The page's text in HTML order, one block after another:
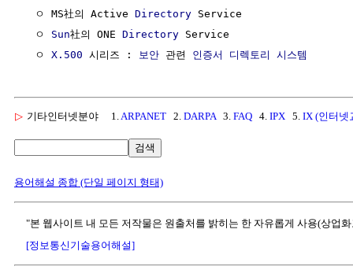
  ㅇ MS社의 Active
Directory Service
  ㅇ
Sun社의 ONE Directory Service
  ㅇ
X.500 시리즈 : 보안 관련 인증서 디렉토리 시스템
▷ 기타인터넷분야 1. ARPANET 2. DARPA 3. FAQ 4. IPX 5. IX (인터넷
검색
용어해설 종합 (단일 페이지 형태)
"본 웹사이트 내 모든 저작물은 원출처를 밝히는 한 자유롭게 사용(상업
[정보통신기술용어해설]